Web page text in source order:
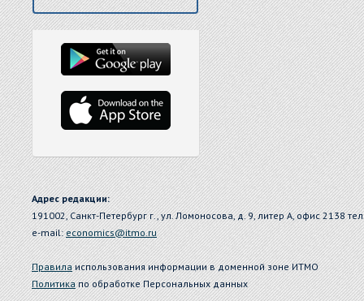
Адрес редакции:
191002, Санкт-Петербург г., ул. Ломоносова, д. 9, литер А, офис 2138
e-mail:economics@itmo.ru
Правилаиспользования информации в доменной зоне ИТМО
Политикапо обработке Персональных данных